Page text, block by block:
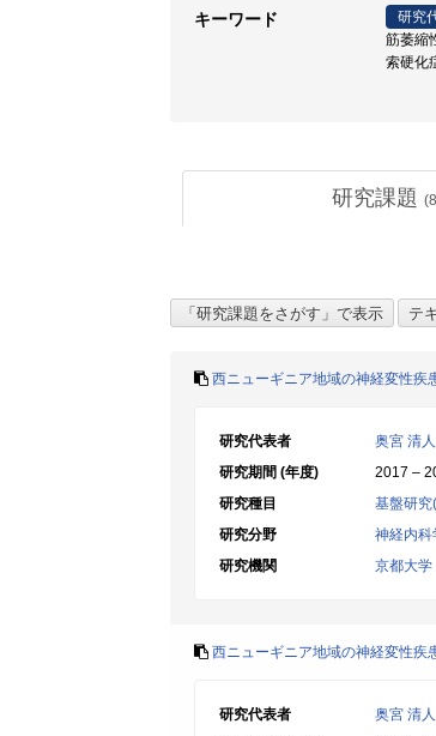
キーワード
研究
筋萎縮
索硬化
研究課題 (8
西ニューギニア地域の神経変性疾
研究代表者
奥宮 清人
研究期間 (年度)
2017 –
研究種目
基盤研究
研究分野
神経内科
研究機関
京都大学
西ニューギニア地域の神経変性疾
研究代表者
奥宮 清人